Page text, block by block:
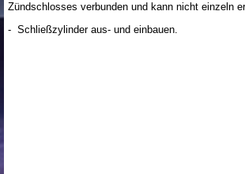
Zündschlosses verbunden und kann nicht einzeln
- Schließzylinder aus- und einbauen.